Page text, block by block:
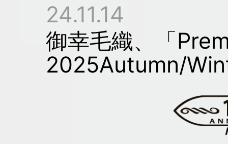
24.11.14
御幸毛織、「
2025Autumn/